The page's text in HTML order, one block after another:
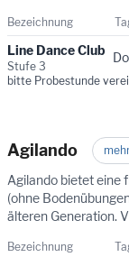
Bezeichnung
Line Dance Club
Stufe 3
bitte Probestunde
Agilando
Agilando bietet eine
(ohne
älteren Generation.
Bezeichnung